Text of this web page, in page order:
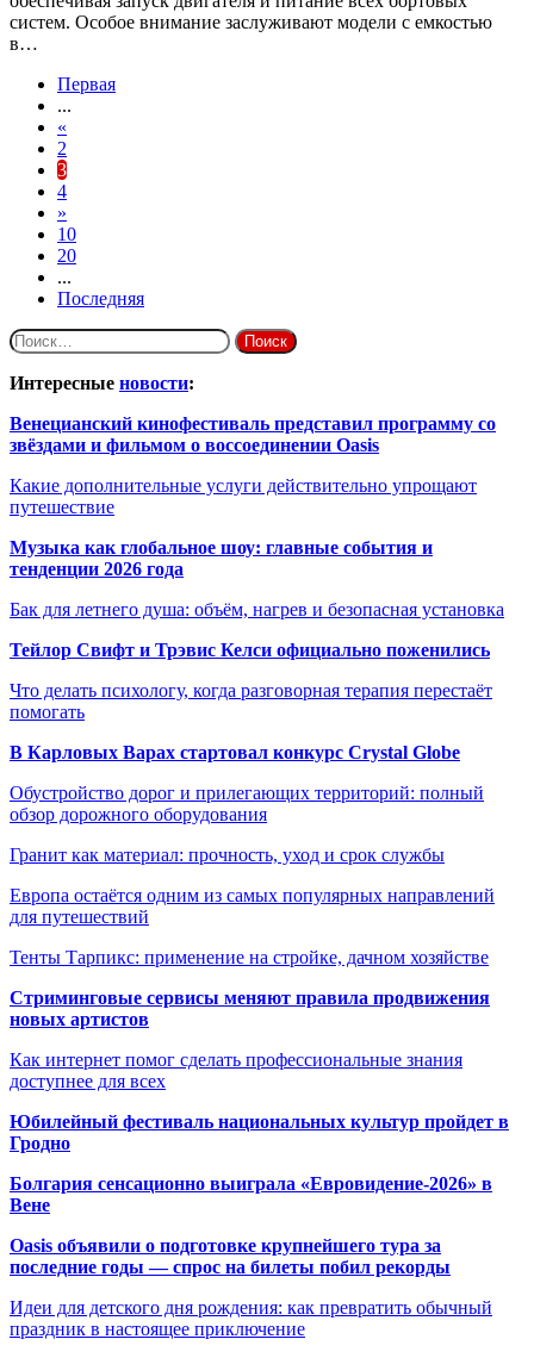
систем. Особое внимание заслуживают модели с емкостью
в…
Первая
...
«
2
3
4
»
10
20
...
Последняя
Найти:
Интересные новости:
Венецианский кинофестиваль представил программу со
звёздами и фильмом о воссоединении Oasis
Какие дополнительные услуги действительно упрощают
путешествие
Музыка как глобальное шоу: главные события и
тенденции 2026 года
Бак для летнего душа: объём, нагрев и безопасная установка
Тейлор Свифт и Трэвис Келси официально поженились
Что делать психологу, когда разговорная терапия перестаёт
помогать
В Карловых Варах стартовал конкурс Crystal Globe
Обустройство дорог и прилегающих территорий: полный
обзор дорожного оборудования
Гранит как материал: прочность, уход и срок службы
Европа остаётся одним из самых популярных направлений
для путешествий
Тенты Тарпикс: применение на стройке, дачном хозяйстве
Стриминговые сервисы меняют правила продвижения
новых артистов
Как интернет помог сделать профессиональные знания
доступнее для всех
Юбилейный фестиваль национальных культур пройдет в
Гродно
Болгария сенсационно выиграла «Евровидение-2026» в
Вене
Oasis объявили о подготовке крупнейшего тура за
последние годы — спрос на билеты побил рекорды
Идеи для детского дня рождения: как превратить обычный
праздник в настоящее приключение